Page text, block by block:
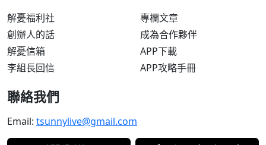
解憂福利社
創辦人的話
解憂信箱
李組長回信
專欄文章
成為合作夥伴
APP下載
APP攻略手冊
聯絡我們
Email: tsunnylive@gmail.com